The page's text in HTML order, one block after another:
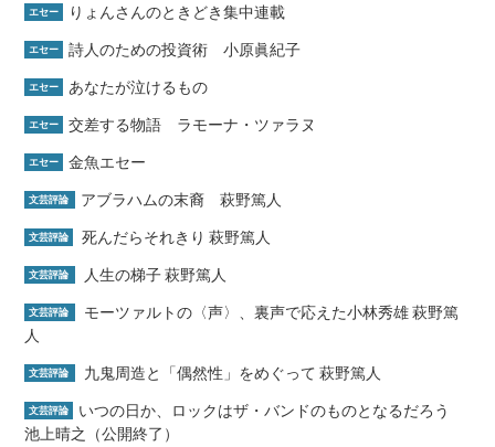
エセー りょんさんのときどき集中連載
エセー 詩人のための投資術 小原眞紀子
エセー あなたが泣けるもの
エセー 交差する物語 ラモーナ・ツァラヌ
エセー 金魚エセー
文芸評論 アブラハムの末裔 萩野篤人
文芸評論 死んだらそれきり 萩野篤人
文芸評論 人生の梯子 萩野篤人
文芸評論
モーツァルトの〈声〉、裏声で応えた小林秀雄 萩野篤
人
文芸評論 九鬼周造と「偶然性」をめぐって 萩野篤人
文芸評論
いつの日か、ロックはザ・バンドのものとなるだろう
池上晴之（公開終了）